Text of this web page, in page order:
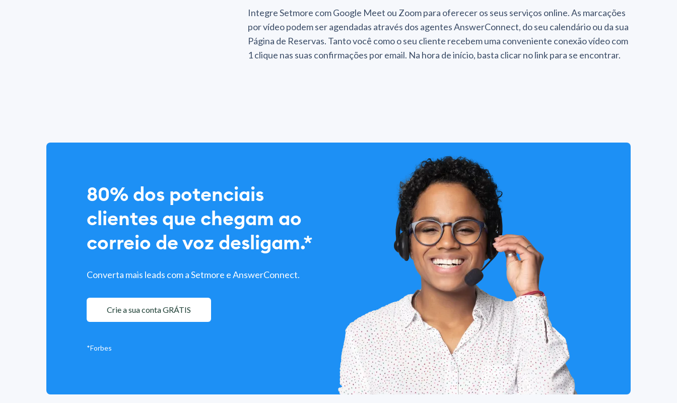
Integre Setmore com Google Meet ou Zoom para oferecer os seus serviços online. As marcações
por vídeo podem ser agendadas através dos agentes AnswerConnect, do seu calendário ou da sua
Página de Reservas. Tanto você como o seu cliente recebem uma conveniente conexão vídeo com
1 clique nas suas confirmações por email. Na hora de início, basta clicar no link para se encontrar.
80% dos potenciais
clientes que chegam ao
correio de voz desligam.*
Converta mais leads com a Setmore e AnswerConnect.
Crie a sua conta GRÁTIS
*Forbes